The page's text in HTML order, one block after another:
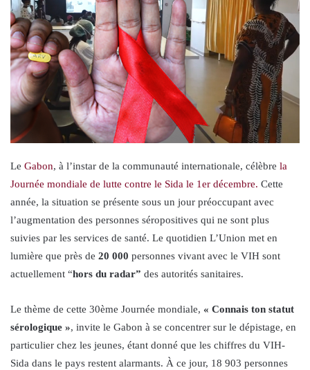
Le Gabon, à l’instar de la communauté internationale, célèbre la
Journée mondiale de lutte contre le Sida le 1er décembre. Cette
année, la situation se présente sous un jour préoccupant avec
l’augmentation des personnes séropositives qui ne sont plus
suivies par les services de santé. Le quotidien L’Union met en
lumière que près de 20 000 personnes vivant avec le VIH sont
actuellement “hors du radar” des autorités sanitaires.
Le thème de cette 30ème Journée mondiale, « Connais ton statut
sérologique », invite le Gabon à se concentrer sur le dépistage, en
particulier chez les jeunes, étant donné que les chiffres du VIH-
Sida dans le pays restent alarmants. À ce jour, 18 903 personnes